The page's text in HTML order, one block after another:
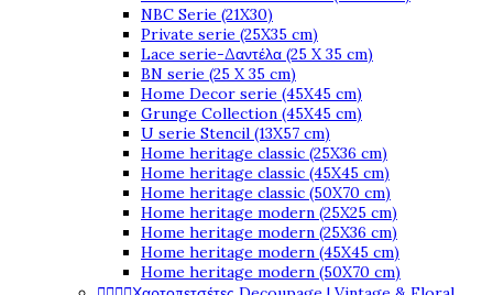
NBC Serie (21X30)
Private serie (25X35 cm)
Lace serie-Δαντέλα (25 X 35 cm)
BN serie (25 X 35 cm)
Home Decor serie (45X45 cm)
Grunge Collection (45X45 cm)
U serie Stencil (13X57 cm)
Home heritage classic (25X36 cm)
Home heritage classic (45X45 cm)
Home heritage classic (50X70 cm)
Home heritage modern (25X25 cm)
Home heritage modern (25X36 cm)
Home heritage modern (45X45 cm)
Home heritage modern (50X70 cm)